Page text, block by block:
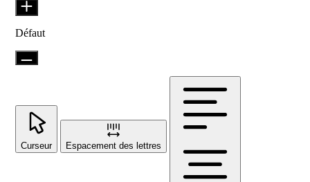
Défaut
Curseur Espacement des lettres